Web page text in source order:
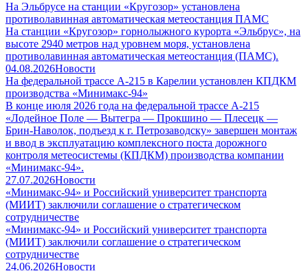
На Эльбрусе на станции «Кругозор» установлена
противолавинная автоматическая метеостанция ПАМС
На станции «Кругозор» горнолыжного курорта «Эльбрус», на
высоте 2940 метров над уровнем моря, установлена
противолавинная автоматическая метеостанция (ПАМС).
04.08.2026Новости
На федеральной трассе А-215 в Карелии установлен КПДКМ
производства «Минимакс-94»
В конце июля 2026 года на федеральной трассе А-215
«Лодейное Поле — Вытегра — Прокшино — Плесецк —
Брин-Наволок, подъезд к г. Петрозаводску» завершен монтаж
и ввод в эксплуатацию комплексного поста дорожного
контроля метеосистемы (КПДКМ) производства компании
«Минимакс-94».
27.07.2026Новости
«Минимакс-94» и Российский университет транспорта
(МИИТ) заключили соглашение о стратегическом
сотрудничестве
«Минимакс-94» и Российский университет транспорта
(МИИТ) заключили соглашение о стратегическом
сотрудничестве
24.06.2026Новости